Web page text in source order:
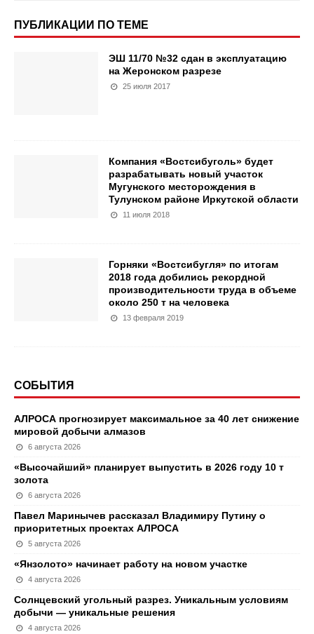
ПУБЛИКАЦИИ ПО ТЕМЕ
ЭШ 11/70 №32 сдан в эксплуатацию
на Жеронском разрезе
25 июля 2017
Компания «Востсибуголь» будет
разрабатывать новый участок
Мугунского месторождения в
Тулунском районе Иркутской области
11 июля 2018
Горняки «Востсибугля» по итогам
2018 года добились рекордной
производительности труда в объеме
около 250 т на человека
13 февраля 2019
СОБЫТИЯ
АЛРОСА прогнозирует максимальное за 40 лет снижение
мировой добычи алмазов
6 августа 2026
«Высочайший» планирует выпустить в 2026 году 10 т
золота
6 августа 2026
Павел Маринычев рассказал Владимиру Путину о
приоритетных проектах АЛРОСА
5 августа 2026
«Янзолото» начинает работу на новом участке
4 августа 2026
Солнцевский угольный разрез. Уникальным условиям
добычи — уникальные решения
4 августа 2026